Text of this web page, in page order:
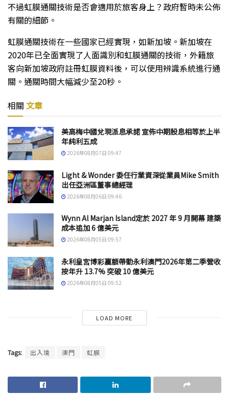
不過虹膜通關技術是否會適用於旅客身上？政府暫時未公佈
有關的細節。
虹膜通關技術在一些國家已經實現，如新加坡。新加坡在
2020年已全面實現了人面識別和虹膜通關的技術，外籍旅
客向新加坡政府註冊虹膜資料後，可以使用辨識系統進行通
關。通關時間大幅減少至20秒。
相關 文章
美高梅中國兌現派息承諾 宣佈中期股息相等於上半
年純利五成
2026年08月07日 09:47
Light & Wonder 委任行業資深從業員Mike Smith
出任亞洲區董事總經理
2026年08月06日 09:46
Wynn Al Marjan Island定於 2027 年 9 月開幕 建築
成本追加 6 億美元
2026年08月05日 09:57
永利皇宮博彩贏額帶動永利澳門2026年第二季營收
按年升 13.7% 突破 10 億美元
2026年08月05日 09:52
LOAD MORE
Tags: 出入境 澳門 虹膜